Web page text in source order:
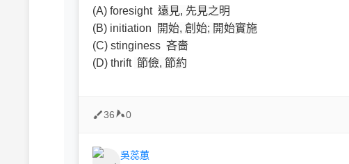
(A) foresight 遠見, 先見之明
(B) initiation
開始, 創始; 開始實施
(C) stinginess 吝嗇
(D) thrift 節儉, 節約
36 0
吳蕊蕙